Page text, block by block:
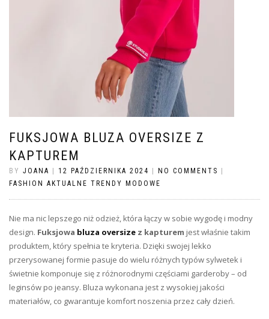
FUKSJOWA BLUZA OVERSIZE Z
KAPTUREM
BY JOANA | 12 PAŹDZIERNIKA 2024 | NO COMMENTS |
FASHION AKTUALNE TRENDY MODOWE
Nie ma nic lepszego niż odzież, która łączy w sobie wygodę i modny
design. Fuksjowa bluza oversize z kapturem jest właśnie takim
produktem, który spełnia te kryteria. Dzięki swojej lekko
przerysowanej formie pasuje do wielu różnych typów sylwetek i
świetnie komponuje się z różnorodnymi częściami garderoby – od
leginsów po jeansy. Bluza wykonana jest z wysokiej jakości
materiałów, co gwarantuje komfort noszenia przez cały dzień.